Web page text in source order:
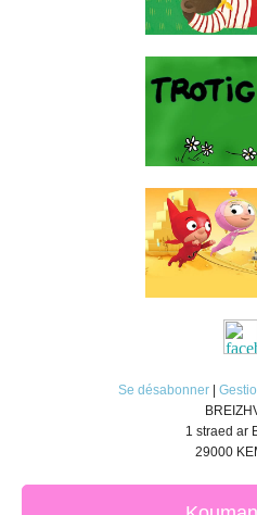
Se désabonner
1 straed ar
29000